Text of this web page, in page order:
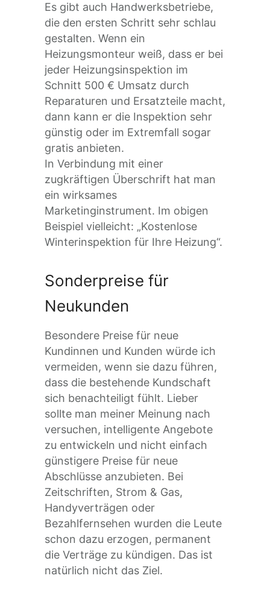
Es gibt auch Handwerksbetriebe,
die den ersten Schritt sehr schlau
gestalten. Wenn ein
Heizungsmonteur weiß, dass er bei
jeder Heizungsinspektion im
Schnitt 500 € Umsatz durch
Reparaturen und Ersatzteile macht,
dann kann er die Inspektion sehr
günstig oder im Extremfall sogar
gratis anbieten.
In Verbindung mit einer
zugkräftigen Überschrift hat man
ein wirksames
Marketinginstrument. Im obigen
Beispiel vielleicht: „Kostenlose
Winterinspektion für Ihre Heizung“.
Sonderpreise für
Neukunden
Besondere Preise für neue
Kundinnen und Kunden würde ich
vermeiden, wenn sie dazu führen,
dass die bestehende Kundschaft
sich benachteiligt fühlt. Lieber
sollte man meiner Meinung nach
versuchen, intelligente Angebote
zu entwickeln und nicht einfach
günstigere Preise für neue
Abschlüsse anzubieten. Bei
Zeitschriften, Strom & Gas,
Handyverträgen oder
Bezahlfernsehen wurden die Leute
schon dazu erzogen, permanent
die Verträge zu kündigen. Das ist
natürlich nicht das Ziel.